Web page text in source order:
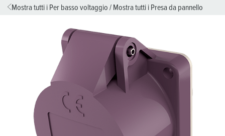
Mostra tutti i Per basso voltaggio / Mostra tutti i Presa da pannello